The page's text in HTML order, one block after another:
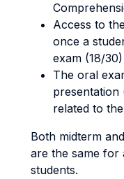
Access to
once a
exam (18/30)
The oral
presentation
related to
Both midterm
are the same for
students.